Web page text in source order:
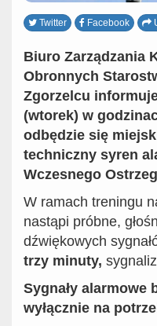
Twitter Facebook
Biuro Zarządzania
Obronnych
Zgorzelcu
(wtorek) w
odbędzie się
techniczny syren
Wczesnego
W ramach treningu
nastąpi próbne,
dźwiękowych
trzy minuty,
Sygnały alarmowe
wyłącznie na